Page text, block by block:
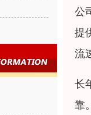
公
提
流
长
靠